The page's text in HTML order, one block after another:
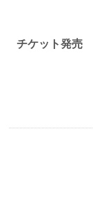
チケット発売